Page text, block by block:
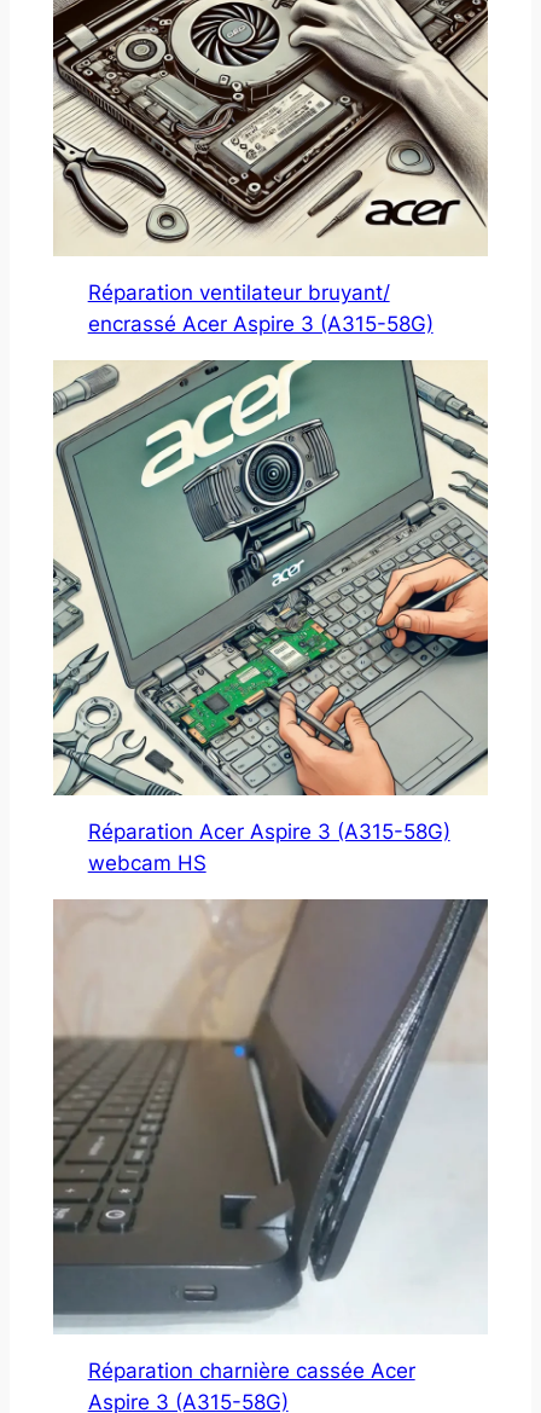
Réparation ventilateur bruyant/
encrassé Acer Aspire 3 (A315-58G)
Réparation Acer Aspire 3 (A315-58G)
webcam HS
Réparation charnière cassée Acer
Aspire 3 (A315-58G)